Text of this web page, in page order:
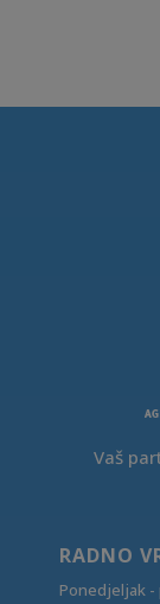
Vaš
RADNO
Ponedjeljak -